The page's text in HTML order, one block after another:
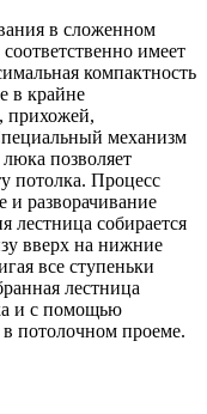
в сложенном
имеет
компактность
в крайне
прихожей,
механизм
позволяет
потолка. Процесс
и разворачивание
лестница собирается
вверх на нижние
все ступеньки
лестница
и с помощью
потолочном проеме.